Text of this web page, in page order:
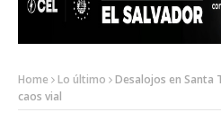
Home Lo último
Desalojos en Santa
caos vial